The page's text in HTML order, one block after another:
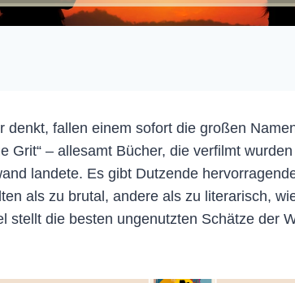
denkt, fallen einem sofort die großen
Grit“ – allesamt Bücher, die verfilmt
landete. Es gibt Dutzende
als zu brutal, andere als zu literarisch,
stellt die besten ungenutzten Schätze der